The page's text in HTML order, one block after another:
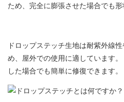
ため、完全に膨張させた場合でも形
ドロップステッチ生地は耐紫外線
め、屋外での使用に適しています
した場合でも簡単に修復できます。